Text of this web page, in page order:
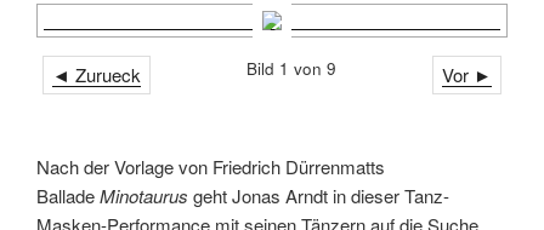
◄ Zurueck Vor ►
Bild 1 von 9
Nach der Vorlage von Friedrich Dürrenmatts
BalladeMinotaurus geht Jonas Arndt in dieser Tanz-
Masken-Performance mit seinen Tänzern auf die Suche